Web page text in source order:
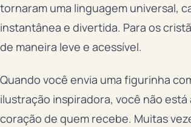
tornaram uma linguagem universal,
instantânea e divertida. Para os
de maneira leve e acessível.
Quando você envia uma figurinha
ilustração inspiradora, você não
coração de quem recebe. Muitas